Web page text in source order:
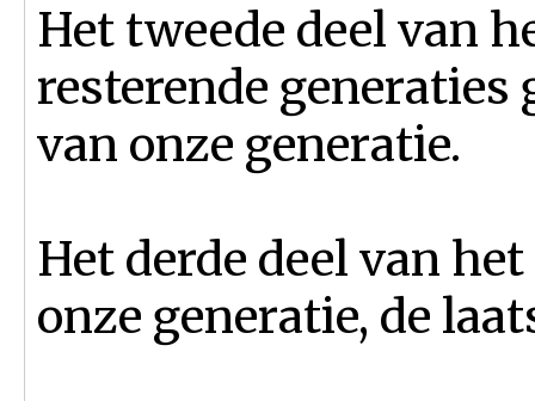
Het tweede deel van
resterende
van onze generatie.
Het derde deel van
onze generatie, de